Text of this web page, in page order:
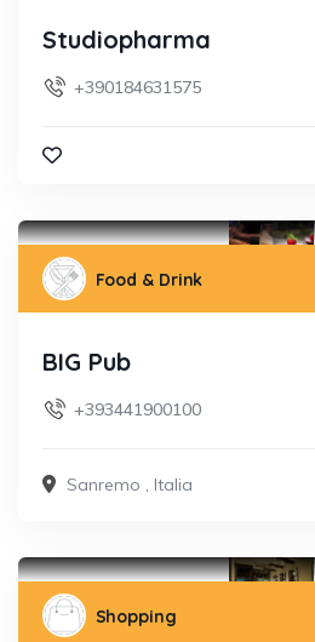
Studiopharma
+390184631575
Food & Drink
BIG Pub
+393441900100
Sanremo , Italia
Shopping